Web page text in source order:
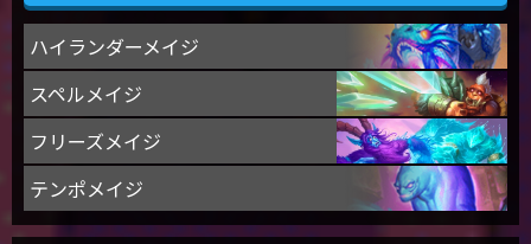
ハイランダーメイジ
スペルメイジ
フリーズメイジ
テンポメイジ